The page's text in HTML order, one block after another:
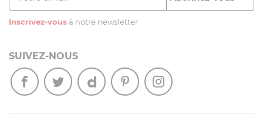
Inscrivez-vous à notre newsletter
SUIVEZ-NOUS